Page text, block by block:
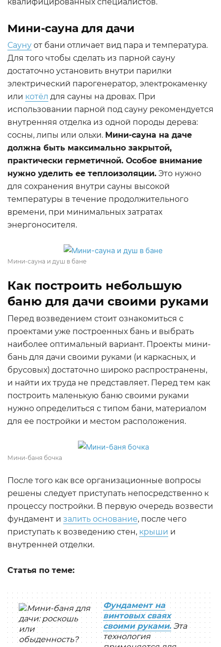
Мини-сауна для дачи
Сауну от бани отличает вид пара и температура.
Для того чтобы сделать из парной сауну
достаточно установить внутри парилки
электрический парогенератор, электрокаменку
или котёл для сауны на дровах. При
использовании парной под сауну рекомендуется
внутренняя отделка из одной породы дерева:
сосны, липы или ольхи. Мини-сауна на даче
должна быть максимально закрытой,
практически герметичной. Особое внимание
нужно уделить ее теплоизоляции. Это нужно
для сохранения внутри сауны высокой
температуры в течение продолжительного
времени, при минимальных затратах
энергоносителя.
Мини-сауна и душ в бане
Как построить небольшую
баню для дачи своими руками
Перед возведением стоит ознакомиться с
проектами уже построенных бань и выбрать
наиболее оптимальный вариант. Проекты мини-
бань для дачи своими руками (и каркасных, и
брусовых) достаточно широко распространены,
и найти их труда не представляет. Перед тем как
построить маленькую баню своими руками
нужно определиться с типом бани, материалом
для ее постройки и местом расположения.
Мини-баня бочка
После того как все организационные вопросы
решены следует приступать непосредственно к
процессу постройки. В первую очередь возвести
фундамент и залить основание, после чего
приступать к возведению стен, крыши и
внутренней отделки.
Статья по теме:
Фундамент на
винтовых сваях
своими руками. Эта
технология